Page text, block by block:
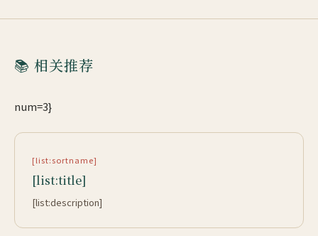
📚 相关推荐
num=3}
[list:sortname]
[list:title]
[list:description]